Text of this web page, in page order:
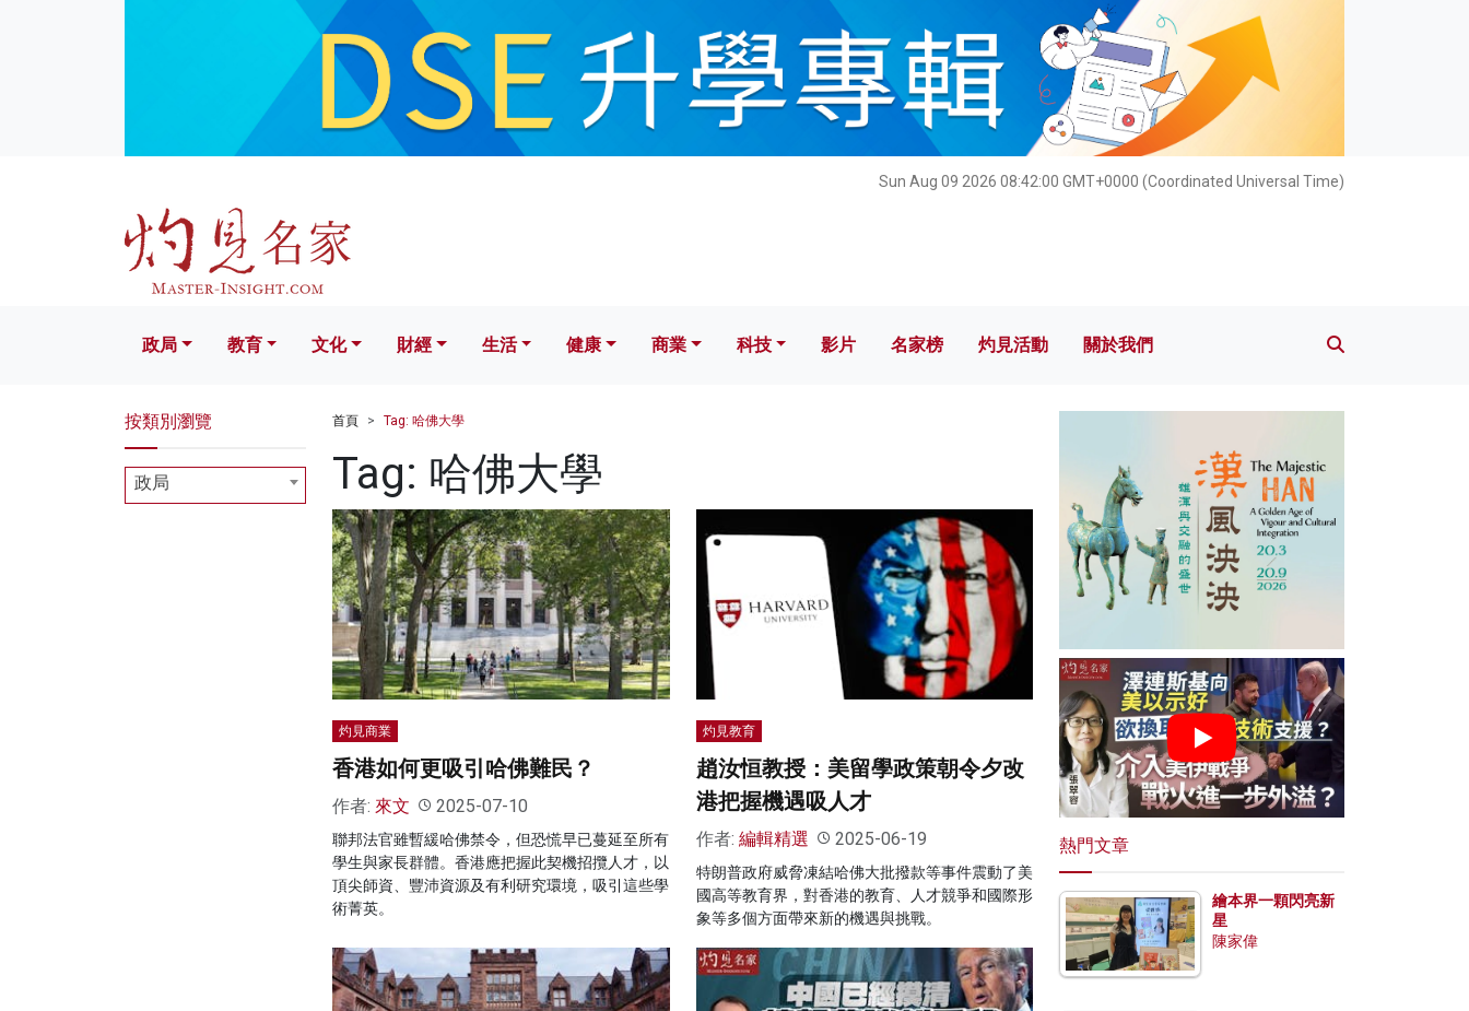
Sun Aug 09 2026 08:42:01 GMT+0000 (Coordinated Universal Time)
文化 財經 生活 健康 科技 影片 名家榜 灼見活動 關於我們
政局 教育 文化 財經 生活 健康 商業 科技 影片 名家榜 灼見活動 關於我們
首頁 Tag: 哈佛大學
Tag: 哈佛大學
灼見商業
香港如何更吸引哈佛難民？
作者: 來文 2025-07-10
聯邦法官雖暫緩哈佛禁令，但恐慌早已蔓延至所有
學生與家長群體。香港應把握此契機招攬人才，以
頂尖師資、豐沛資源及有利研究環境，吸引這些學
術菁英。
灼見教育
趙汝恒教授：美留學政策朝令夕改
港把握機遇吸人才
作者: 編輯精選 2025-06-19
特朗普政府威脅凍結哈佛大批撥款等事件震動了美
國高等教育界，對香港的教育、人才競爭和國際形
象等多個方面帶來新的機遇與挑戰。
按類別瀏覽
政局
熱門文章
繪本界一顆閃亮新
星
陳家偉